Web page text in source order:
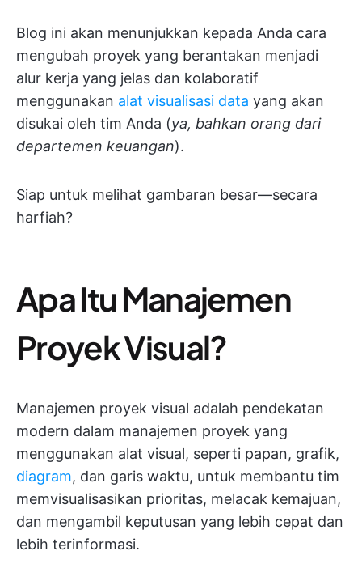
Blog ini akan menunjukkan kepada Anda cara
mengubah proyek yang berantakan menjadi
alur kerja yang jelas dan kolaboratif
menggunakan alat visualisasi data yang akan
disukai oleh tim Anda (ya, bahkan orang dari
departemen keuangan).
Siap untuk melihat gambaran besar—secara
harfiah?
Apa Itu Manajemen
Proyek Visual?
Manajemen proyek visual adalah pendekatan
modern dalam manajemen proyek yang
menggunakan alat visual, seperti papan, grafik,
diagram, dan garis waktu, untuk membantu tim
memvisualisasikan prioritas, melacak kemajuan,
dan mengambil keputusan yang lebih cepat dan
lebih terinformasi.